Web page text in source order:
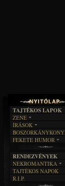
TAJTÉKOS LAPOK
ZENE
EGYÜTTESEK
INTERJÚK
FORDÍTÁSOK
DALSZÖVEGEK
ÍRÁSOK
IRODALOM
FILM
MŰVÉSZET
ÍRÁSTÖRTÉNET
FEKETE HUMOR
SZÖVEGES
RENDEZVÉNYEK
NEKROMANTIKA
AKTUÁLIS
A MÚLT
TAJTÉKOS NAPOK
R.I.P.